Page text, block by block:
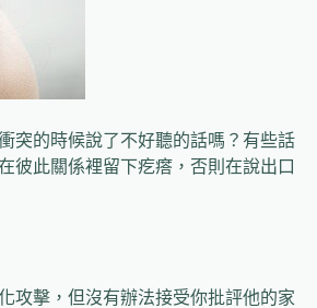
突的時候說了不好聽的話嗎？有些話
彼此關係裡留下疙瘩，否則在說出口
攻擊，但沒有辦法接受你批評他的家